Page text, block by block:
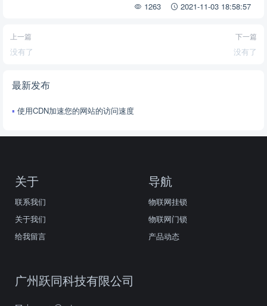
1263 2021-11-03 18:58:57
上一篇
没有了
下一篇
没有了
最新发布
使用CDN加速您的网站的访问速度
关于
联系我们
关于我们
给我留言
导航
物联网挂锁
物联网门锁
产品动态
广州跃同科技有限公司